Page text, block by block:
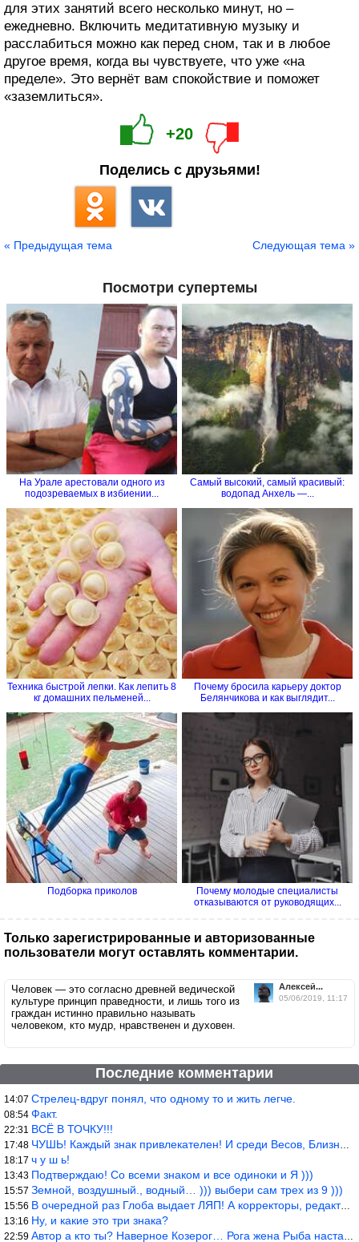
для этих занятий всего несколько минут, но –
ежедневно. Включить медитативную музыку и
расслабиться можно как перед сном, так и в любое
другое время, когда вы чувствуете, что уже «на
пределе». Это вернёт вам спокойствие и поможет
«заземлиться».
+20
Поделись с друзьями!
« Предыдущая тема Следующая тема »
Посмотри супертемы
На Урале арестовали одного из
подозреваемых в избиении...
Самый высокий, самый красивый:
водопад Анхель —...
Техника быстрой лепки. Как лепить 8
кг домашних пельменей...
Почему бросила карьеру доктор
Белянчикова и как выглядит...
Подборка приколов
Почему молодые специалисты
отказываются от руководящих...
Только зарегистрированные и авторизованные
пользователи могут оставлять комментарии.
Алексей...
05/06/2019, 11:17
Человек — это согласно древней ведической
культуре принцип праведности, и лишь того из
граждан истинно правильно называть
человеком, кто мудр, нравственен и духовен.
Последние комментарии
14:07 Стрелец-вдруг понял, что одному то и жить легче.
08:54 Факт.
22:31 ВСЁ В ТОЧКУ!!!
17:48 ЧУШЬ! Каждый знак привлекателен! И среди Весов, Близнецов встреч
18:17 ч у ш ь!
13:43 Подтверждаю! Со всеми знаком и все одиноки и Я )))
15:57 Земной, воздушный., водный… ))) выбери сам трех из 9 )))
15:56 В очередной раз Глоба выдает ЛЯП! А корректоры, редакторы пропус
13:16 Ну, и какие это три знака?
22:59 Автор а кто ты? Наверное Козерог… Рога жена Рыба наставила ))